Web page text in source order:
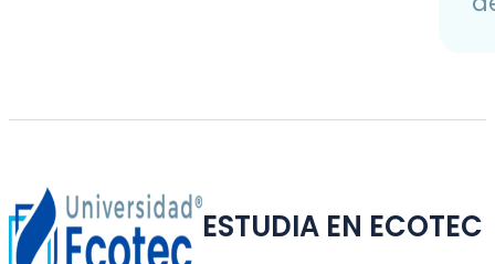
ESTUDIA EN ECOTEC